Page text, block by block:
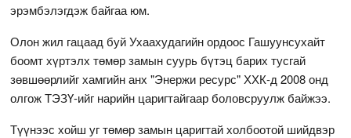
эрэмбэлэгдэж байгаа юм.
Олон жил гацаад буй Ухаахудагийн ордоос Гашуунсухайт
боомт хүртэлх төмөр замын суурь бүтэц барих тусгай
зөвшөөрлийг хамгийн анх "Энержи ресурс" ХХК-д 2008 онд
олгож ТЭЗҮ-ийг нарийн царигтайгаар боловсруулж байжээ.
Түүнээс хойш уг төмөр замын царигтай холбоотой шийдвэр